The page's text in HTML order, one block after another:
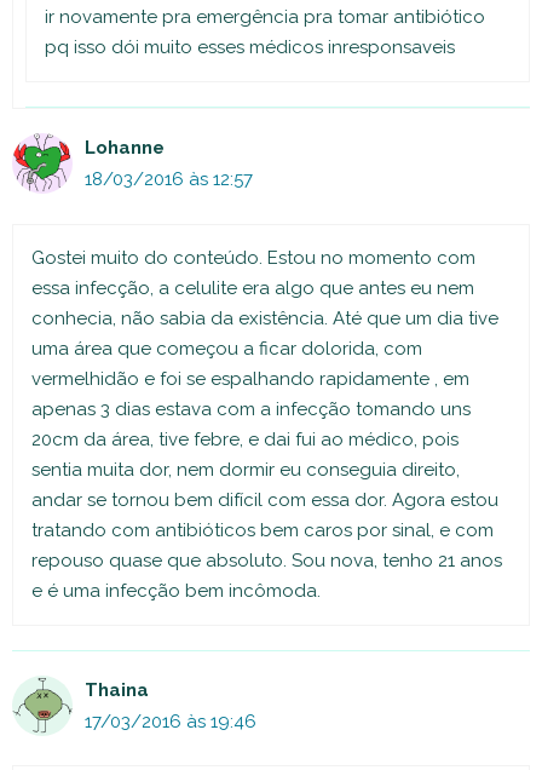
ir novamente pra emergência pra tomar antibiótico
pq isso dói muito esses médicos inresponsaveis
Lohanne
18/03/2016 às 12:57
Gostei muito do conteúdo. Estou no momento com
essa infecção, a celulite era algo que antes eu nem
conhecia, não sabia da existência. Até que um dia tive
uma área que começou a ficar dolorida, com
vermelhidão e foi se espalhando rapidamente , em
apenas 3 dias estava com a infecção tomando uns
20cm da área, tive febre, e dai fui ao médico, pois
sentia muita dor, nem dormir eu conseguia direito,
andar se tornou bem difícil com essa dor. Agora estou
tratando com antibióticos bem caros por sinal, e com
repouso quase que absoluto. Sou nova, tenho 21 anos
e é uma infecção bem incômoda.
Thaina
17/03/2016 às 19:46